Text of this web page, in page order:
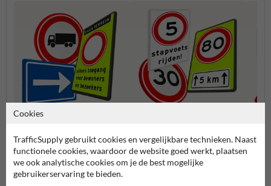
Verkeersborden RVV
Cookies
TrafficSupply gebruikt cookies en vergelijkbare technieken. Naast
functionele cookies, waardoor de website goed werkt, plaatsen
we ook analytische cookies om je de best mogelijke
gebruikerservaring te bieden.